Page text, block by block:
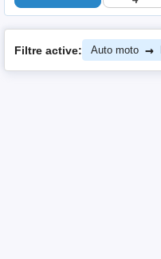
Filtre active: Auto moto →